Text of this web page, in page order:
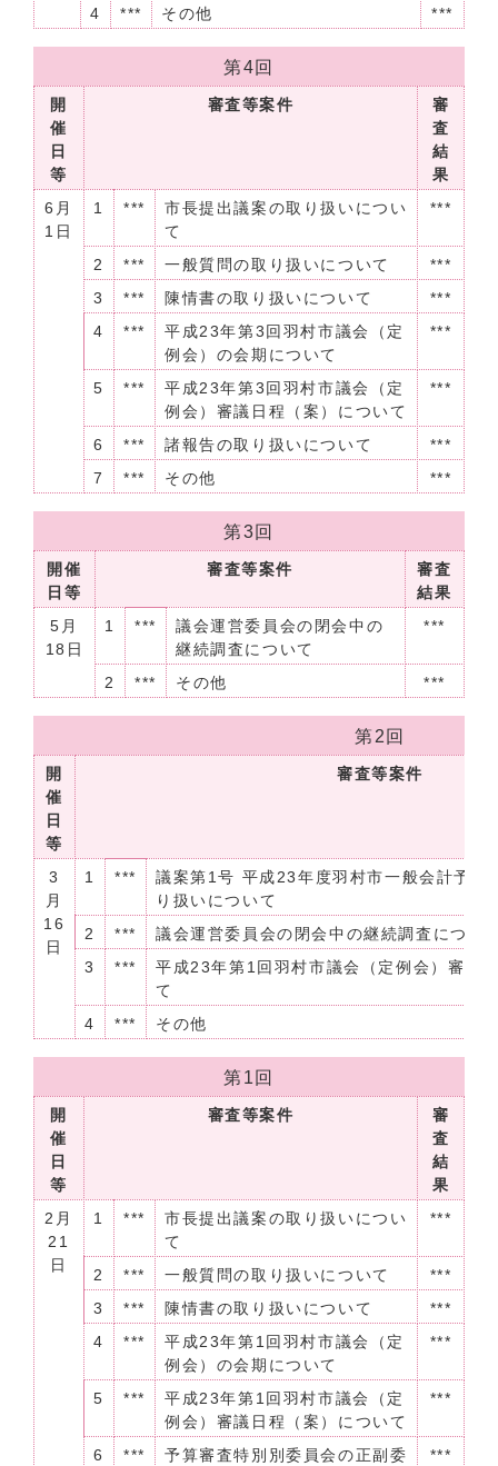
4 *** その他 ***
第4回
開
催
日
等
審査等案件
審
査
結
果
6月
1日
1 ***
市長提出議案の取り扱いについ
て
***
2 *** 一般質問の取り扱いについて
***
3
*** 陳情書の取り扱いについて
***
4
***
平成23年第3回羽村市議会（定
例会）の会期について
***
5 ***
平成23年第3回羽村市議会（定
例会）審議日程（案）について
***
6 *** 諸報告の取り扱いについて
***
7
*** その他 ***
第3回
開催
日等
審査等案件
審査
結果
5月
18日
1 ***
議会運営委員会の閉会中の
継続調査について
***
2 *** その他 ***
第2回
開
催
日
等
審査等案件
3
月
16
日
1 ***
議案第1号 平成23年度羽村市一般会計予算
り扱いについて
2
***
議会運営委員会の閉会中の継続調査につい
3
***
平成23年第1回羽村市議会（定例会）審議
4
*** その他
第1回
開
催
日
等
審査等案件
審
査
結
果
2月
21
日
1 ***
市長提出議案の取り扱いについ
て
***
2 *** 一般質問の取り扱いについて
***
3
*** 陳情書の取り扱いについて
***
4
***
平成23年第1回羽村市議会（定
例会）の会期について
***
5 ***
平成23年第1回羽村市議会（定
例会）審議日程（案）について
***
6 ***
予算審査特別別委員会の正副委
***